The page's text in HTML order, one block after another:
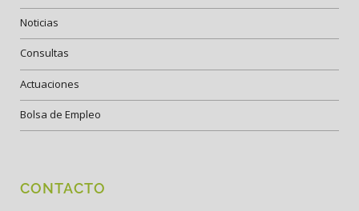
Noticias
Consultas
Actuaciones
Bolsa de Empleo
CONTACTO